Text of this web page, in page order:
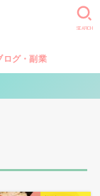
ログ・副業
SEARCH